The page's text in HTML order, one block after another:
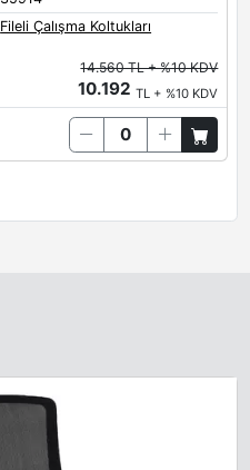
Fileli Çalışma Koltukları
14.560 TL + %10 KDV
10.192TL + %10 KDV